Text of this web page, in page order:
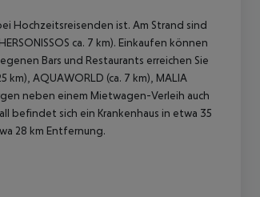
Hochzeitsreisenden ist. Am Strand sind
ca. 7 km). Einkaufen können
Bars und Restaurants erreichen Sie
AQUAWORLD (ca. 7 km), MALIA
neben einem Mietwagen-Verleih auch
befindet sich ein Krankenhaus in etwa 35
28 km Entfernung.